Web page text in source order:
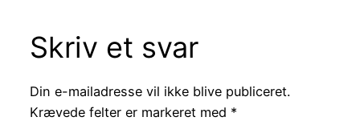
Skriv et svar
Din e-mailadresse vil ikke blive publiceret.
Krævede felter er markeret med *